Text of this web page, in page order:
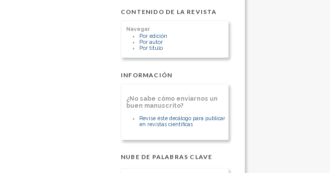
CONTENIDO DE LA REVISTA
Navegar
Por edición
Por autor
Por título
INFORMACIÓN
¿No sabe cómo enviarnos un
buen manuscrito?
Revise éste decálogo para publicar
en revistas científicas
NUBE DE PALABRAS CLAVE